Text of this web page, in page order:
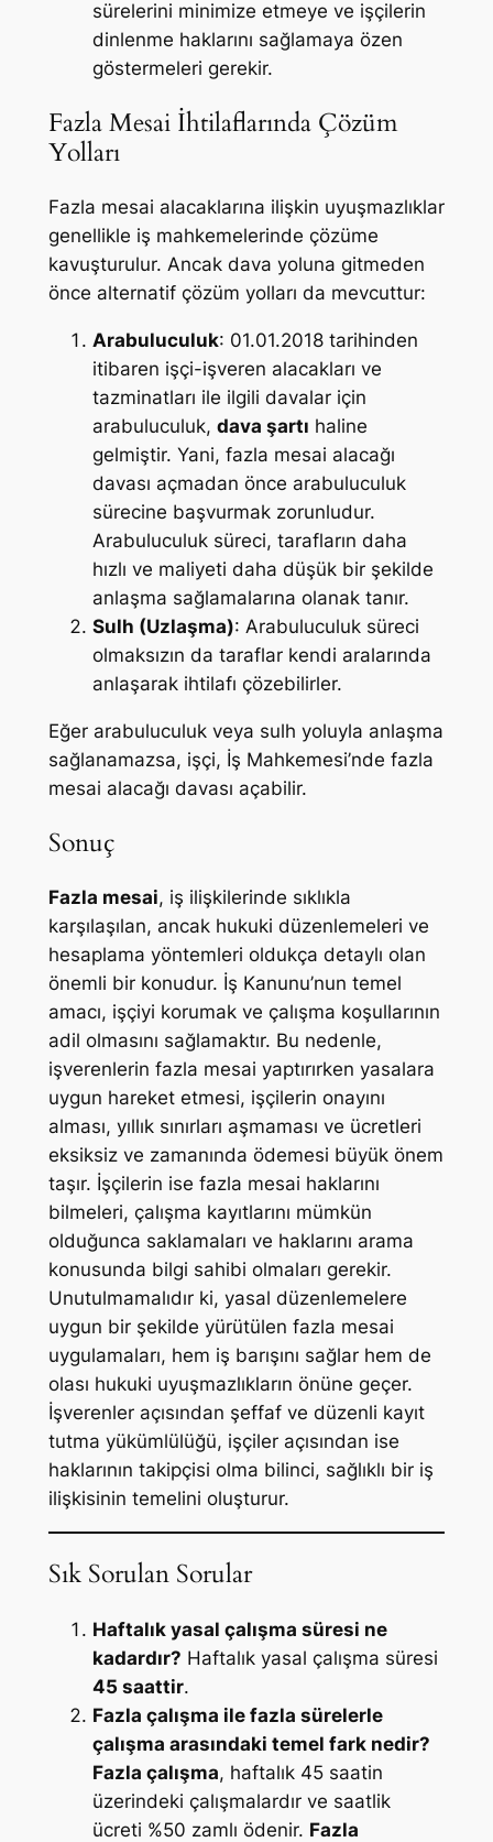
sürelerini minimize etmeye ve işçilerin
dinlenme haklarını sağlamaya özen
göstermeleri gerekir.
Fazla Mesai İhtilaflarında Çözüm
Yolları
Fazla mesai alacaklarına ilişkin uyuşmazlıklar
genellikle iş mahkemelerinde çözüme
kavuşturulur. Ancak dava yoluna gitmeden
önce alternatif çözüm yolları da mevcuttur:
Arabuluculuk: 01.01.2018 tarihinden
itibaren işçi-işveren alacakları ve
tazminatları ile ilgili davalar için
arabuluculuk, dava şartı haline
gelmiştir. Yani, fazla mesai alacağı
davası açmadan önce arabuluculuk
sürecine başvurmak zorunludur.
Arabuluculuk süreci, tarafların daha
hızlı ve maliyeti daha düşük bir şekilde
anlaşma sağlamalarına olanak tanır.
Sulh (Uzlaşma): Arabuluculuk süreci
olmaksızın da taraflar kendi aralarında
anlaşarak ihtilafı çözebilirler.
Eğer arabuluculuk veya sulh yoluyla anlaşma
sağlanamazsa, işçi, İş Mahkemesi’nde fazla
mesai alacağı davası açabilir.
Sonuç
Fazla mesai, iş ilişkilerinde sıklıkla
karşılaşılan, ancak hukuki düzenlemeleri ve
hesaplama yöntemleri oldukça detaylı olan
önemli bir konudur. İş Kanunu’nun temel
amacı, işçiyi korumak ve çalışma koşullarının
adil olmasını sağlamaktır. Bu nedenle,
işverenlerin fazla mesai yaptırırken yasalara
uygun hareket etmesi, işçilerin onayını
alması, yıllık sınırları aşmaması ve ücretleri
eksiksiz ve zamanında ödemesi büyük önem
taşır. İşçilerin ise fazla mesai haklarını
bilmeleri, çalışma kayıtlarını mümkün
olduğunca saklamaları ve haklarını arama
konusunda bilgi sahibi olmaları gerekir.
Unutulmamalıdır ki, yasal düzenlemelere
uygun bir şekilde yürütülen fazla mesai
uygulamaları, hem iş barışını sağlar hem de
olası hukuki uyuşmazlıkların önüne geçer.
İşverenler açısından şeffaf ve düzenli kayıt
tutma yükümlülüğü, işçiler açısından ise
haklarının takipçisi olma bilinci, sağlıklı bir iş
ilişkisinin temelini oluşturur.
Sık Sorulan Sorular
Haftalık yasal çalışma süresi ne
kadardır? Haftalık yasal çalışma süresi
45 saattir.
Fazla çalışma ile fazla sürelerle
çalışma arasındaki temel fark nedir?
Fazla çalışma, haftalık 45 saatin
üzerindeki çalışmalardır ve saatlik
ücreti %50 zamlı ödenir. Fazla